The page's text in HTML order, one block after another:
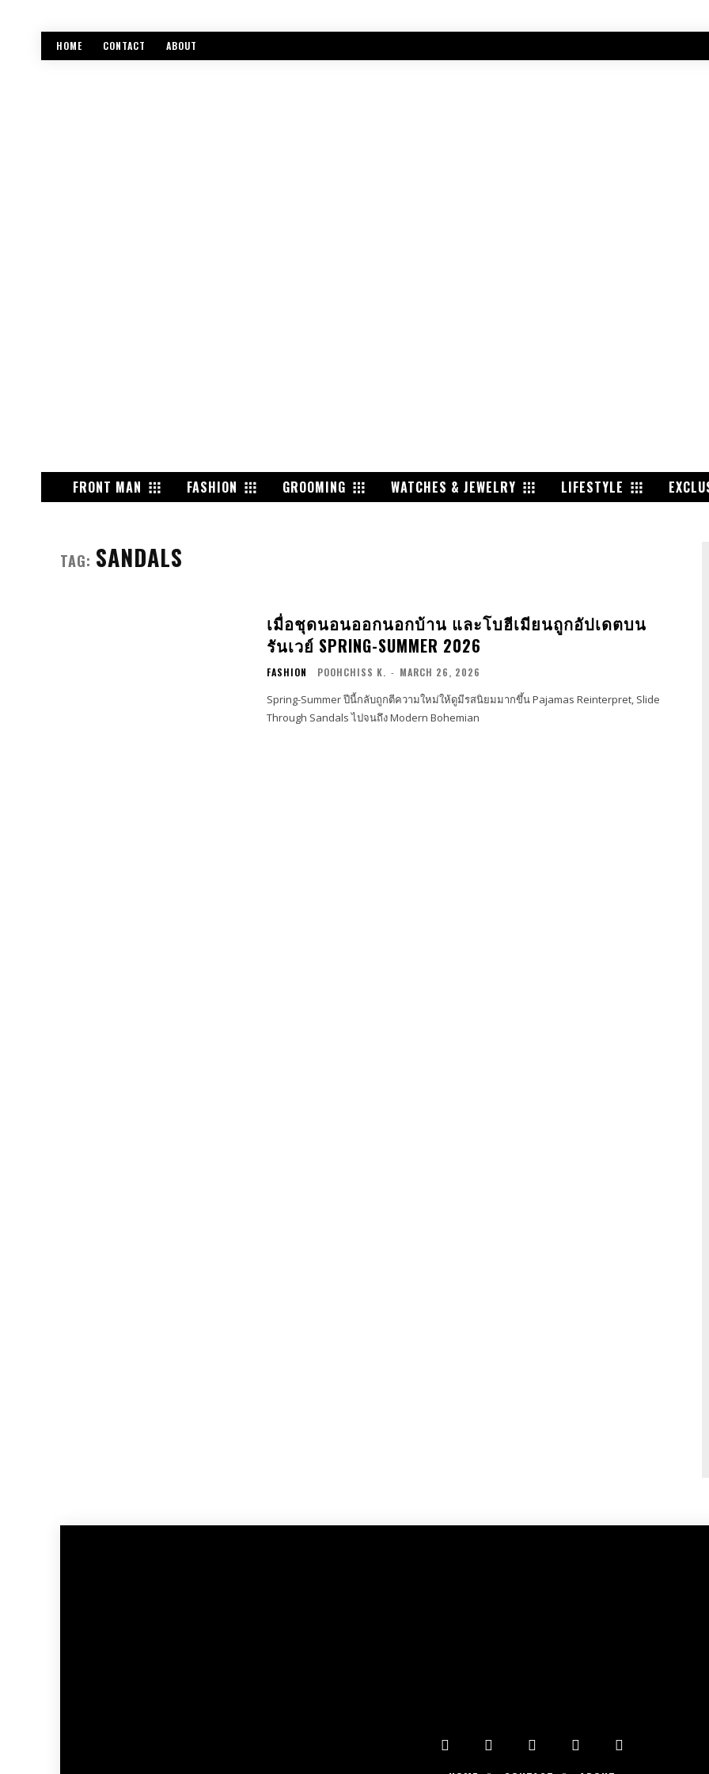
HOME CONTACT ABOUT
FRONT MAN FASHION GROOMING WATCHES & JEWELRY LIFESTYLE
TAG: SANDALS
เมื่อชุดนอนออกนอกบ้าน และโบฮีเมียนถูกอัปเดตบน
รันเวย์ SPRING-SUMMER 2026
FASHION POOHCHISS K. - MARCH 26, 2026
Spring-Summer ปีนี้กลับถูกตีความใหม่ให้ดูมีรสนิยมมากขึ้น Pajamas Reinterpret, Slide
Through Sandals ไปจนถึง Modern Bohemian